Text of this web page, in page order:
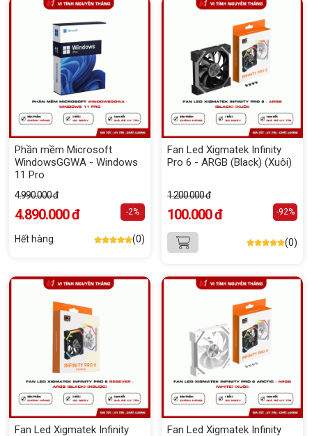
Phần mềm Microsoft
WindowsGGWA - Windows
11 Pro
4.990.000 đ
4.890.000 đ -2%
Hết hàng (0)
Fan Led Xigmatek Infinity
Pro 6 - ARGB (Black) (Xuôi)
1.200.000 đ
100.000 đ -92%
(0)
Fan Led Xigmatek Infinity
Fan Led Xigmatek Infinity